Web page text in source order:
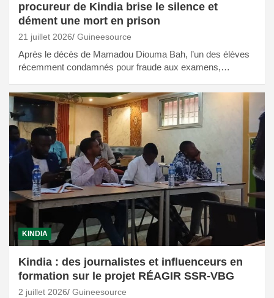
procureur de Kindia brise le silence et
dément une mort en prison
21 juillet 2026 Guineesource
Après le décès de Mamadou Diouma Bah, l’un des élèves
récemment condamnés pour fraude aux examens,…
KINDIA
Kindia : des journalistes et influenceurs en
formation sur le projet RÉAGIR SSR-VBG
2 juillet 2026 Guineesource